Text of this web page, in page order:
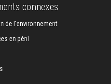
connexes
de l'environnement
en péril